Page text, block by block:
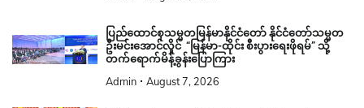
ပြည်ထောင်စုသမ္မတမြန်မာနိုင်ငံတော် နိုင်ငံတော်သမ္မတ
ဦးမင်းအောင်လှိုင် “မြန်မာ-ထိုင်း စီးပွားရေးဖိုရမ်” သို့
တက်ရောက်မိန့်ခွန်းပြောကြား
Admin August 7, 2026